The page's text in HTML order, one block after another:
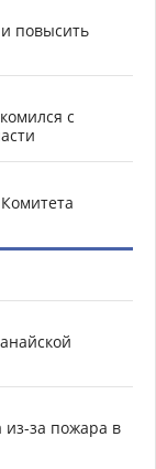
повысить
с
из-за пожара в